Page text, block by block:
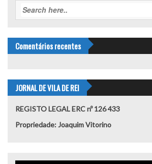
Comentários recentes
JORNAL DE VILA DE REI
REGISTO LEGAL ERC nº 126 433
Propriedade: Joaquim Vitorino